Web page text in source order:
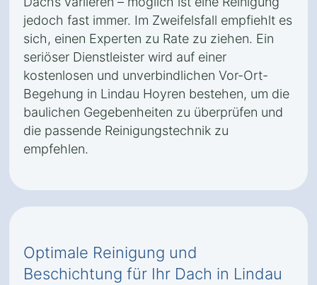
jedoch fast immer. Im Zweifelsfall empfiehlt es
sich, einen Experten zu Rate zu ziehen. Ein
seriöser Dienstleister wird auf einer
kostenlosen und unverbindlichen Vor-Ort-
Begehung in Lindau Hoyren bestehen, um die
baulichen Gegebenheiten zu überprüfen und
die passende Reinigungstechnik zu
empfehlen.
Optimale Reinigung und
Beschichtung für Ihr Dach in Lindau